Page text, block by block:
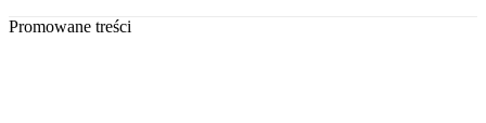
Promowane treści